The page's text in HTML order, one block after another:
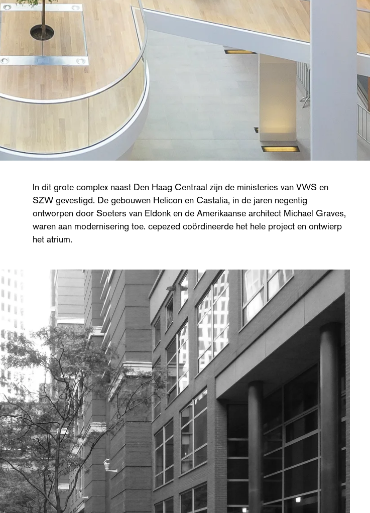
In dit grote complex naast Den Haag Centraal zijn de ministeries van VWS en
SZW gevestigd. De gebouwen Helicon en Castalia, in de jaren negentig
ontworpen door Soeters van Eldonk en de Amerikaanse architect Michael Graves,
waren aan modernisering toe. cepezed coördineerde het hele project en ontwierp
het atrium.